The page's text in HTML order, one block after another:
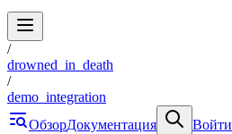
/
drowned_in_death
/
demo_integration
ОбзорДокументация
Войти